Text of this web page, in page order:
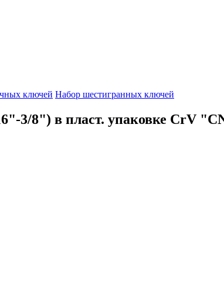
ключей Набор шестигранных ключей
3/8") в пласт. упаковке CrV